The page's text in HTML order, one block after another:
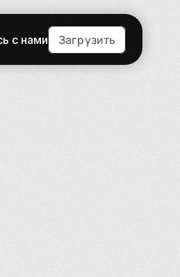
с нами Загрузить